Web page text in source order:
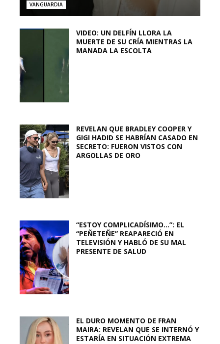
VANGUARDIA
VIDEO: UN DELFÍN LLORA LA
MUERTE DE SU CRÍA MIENTRAS LA
MANADA LA ESCOLTA
REVELAN QUE BRADLEY COOPER Y
GIGI HADID SE HABRÍAN CASADO EN
SECRETO: FUERON VISTOS CON
ARGOLLAS DE ORO
“ESTOY COMPLICADÍSIMO…”: EL
“PEÑETEÑE” REAPARECIÓ EN
TELEVISIÓN Y HABLÓ DE SU MAL
PRESENTE DE SALUD
EL DURO MOMENTO DE FRAN
MAIRA: REVELAN QUE SE INTERNÓ Y
ESTARÍA EN SITUACIÓN EXTREMA